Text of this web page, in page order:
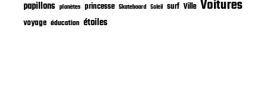
papillons planètes princesse Skateboard Soleil surf Ville Voitures
voyage éducation étoiles